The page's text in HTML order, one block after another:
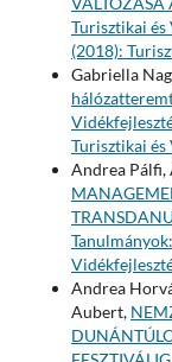
Turisztikai és
(2018):
Gabriella
Turisztikai és
Andrea
Andrea
Aubert,